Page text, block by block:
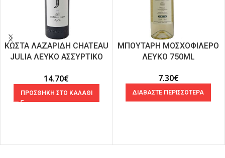
ΚΩΣΤΑ ΛΑΖΑΡΙΔΗ CHATEAU
JULIA ΛΕΥΚΟ ΑΣΣΥΡΤΙΚΟ
14.70€
ΠΡΟΣΘΗΚΗ ΣΤΟ ΚΑΛΑΘΙ
ΜΠΟΥΤΑΡΗ ΜΟΣΧΟΦΙΛΕΡΟ
ΛΕΥΚΟ 750ML
7.30€
ΔΙΑΒΑΣΤΕ ΠΕΡΙΣΣΟΤΕΡΑ